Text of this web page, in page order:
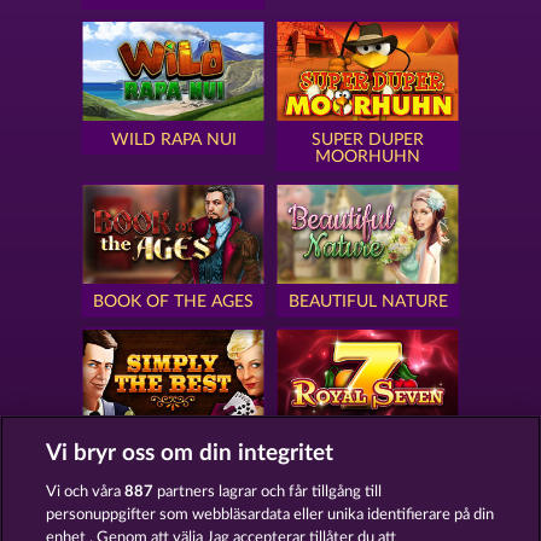
WILD RAPA NUI
SUPER DUPER
MOORHUHN
BOOK OF THE AGES BEAUTIFUL NATURE
SIMPLY THE BEST ROYAL SEVEN
Vi bryr oss om din integritet
Vi och våra887 partners lagrar och får tillgång till
personuppgifter som webbläsardata eller unika identifierare på din